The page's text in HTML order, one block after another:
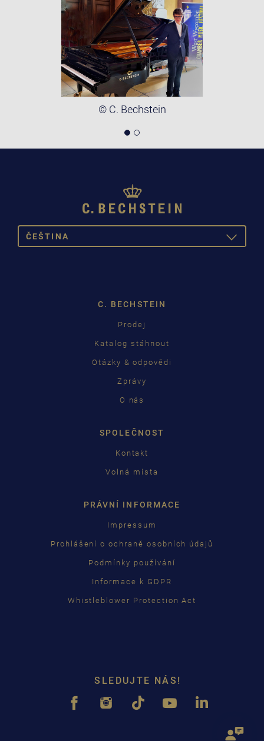
© C. Bechstein
ČEŠTINA
TOGGLE
C. BECHSTEIN
Prodej
Katalog stáhnout
Otázky & odpovědi
Zprávy
O nás
SPOLEČNOST
Kontakt
Volná místa
PRÁVNÍ INFORMACE
Impressum
Prohlášení o ochraně osobních údajů
Podmínky používání
Informace k GDPR
Whistleblower Protection Act
SLEDUJTE NÁS!